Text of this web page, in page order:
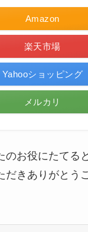
Amazon
楽天市場
Yahooショッピング
メルカリ
のお役にたてる
きありがとう